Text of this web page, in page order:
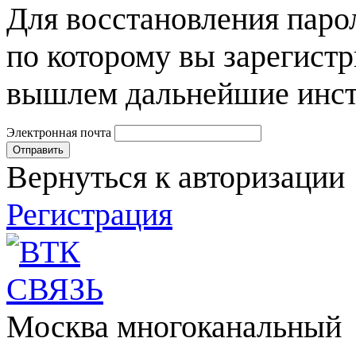
Для восстановления
по которому вы
вышлем дальнейшие
Электронная почта
Вернуться к авторизации
Регистрация
Москва многоканальный